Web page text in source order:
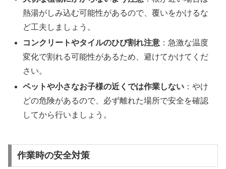
熱湯がしみ込む可能性があるので、覆いをかけるな
ど工夫しましょう。
コンクリートやタイルのひび割れ注意 ：急激な温度
変化で割れる可能性があるため、避けてかけてくだ
さい。
ペットや小さなお子様の近くでは作業しない ：やけ
どの危険があるので、必ず離れた場所で安全を確認
してから行いましょう。
作業時の安全対策